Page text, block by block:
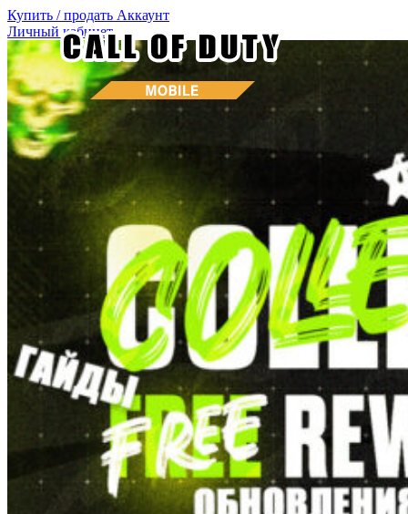
Купить / продать Аккаунт
Личный кабинет